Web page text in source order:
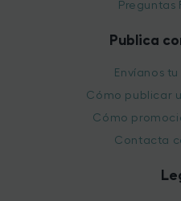
Preguntas
Publica
Envíanos
Cómo publicar
Cómo
Contacta